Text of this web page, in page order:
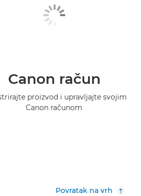
Canon račun
proizvod i upravljajte svojim
Canon računom
Povratak na vrh